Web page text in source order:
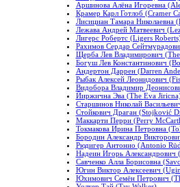
Аршинова Алёна Игоревна
Крамер Карл Готлоб (Cramer
Лисициан Тамара Николаевна
Лежава Андрей Матвеевич
Лигерс Робертс (Ligers
Рахимов Сердар
Щерба Лев Владимирович
Богуш Лев Константинович
Андертон Даррен (Darren
Рыбак Алексей Леонидович
Видобора Владимир
Йиржична Эва (The Eva
Старшинов Николай
Стойкович Драган (Stojković
Маккарти Перри (Perry
Токмакова Ирина Петровна
Бородин Александр
Рюдигер Антонио (Antonio
Надеин Игорь
Савченко Алла Борисовна
Югин Виктор Алексеевич
Юхимович Семён Петрович